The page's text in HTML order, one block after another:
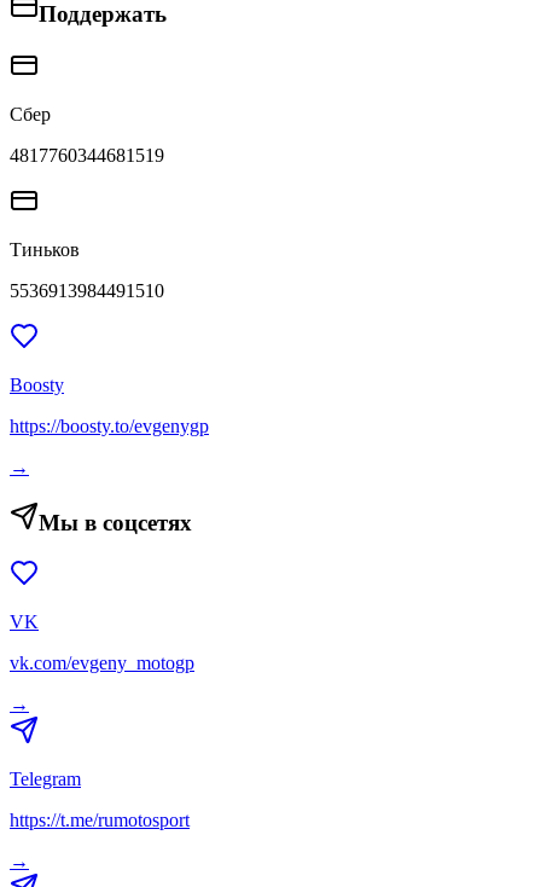
Поддержать
Сбер
4817760344681519
Тиньков
5536913984491510
Boosty
https://boosty.to/evgenygp
→
Мы в соцсетях
VK
vk.com/evgeny_motogp
→
Telegram
https://t.me/rumotosport
→